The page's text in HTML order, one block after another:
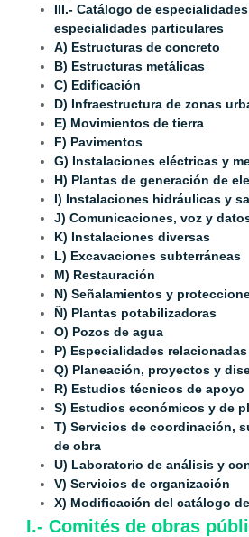
III.- Catálogo de
especialidades particulares
A) Estructuras de concreto
B) Estructuras metálicas
C) Edificación
D) Infraestructura de zonas
E) Movimientos de tierra
F) Pavimentos
G) Instalaciones eléctricas y
H) Plantas de generación de
I) Instalaciones hidráulicas y
J) Comunicaciones, voz y
K) Instalaciones diversas
L) Excavaciones subterráneas
M) Restauración
N) Señalamientos y
Ñ) Plantas potabilizadoras
O) Pozos de agua
P) Especialidades
Q) Planeación, proyectos y
R) Estudios técnicos de apoyo
S) Estudios económicos y de
T) Servicios de coordinación,
de obra
U) Laboratorio de análisis y
V) Servicios de organización
X) Modificación del catálogo
I.- Comités de obras